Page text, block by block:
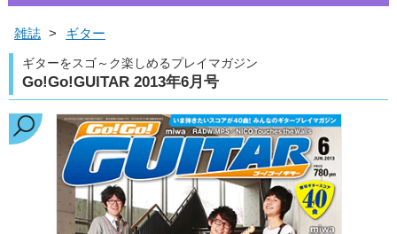
雑誌 > ギター
ギターをスゴ～ク楽しめるプレイマガジン
Go!Go!GUITAR 2013年6月号